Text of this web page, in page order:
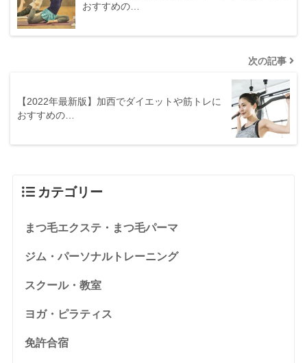
おすすめの…
次の記事
【2022年最新版】加西でダイエットや筋トレに
おすすめの…
カテゴリー
まつ毛エクステ・まつ毛パーマ
ジム・パーソナルトレーニング
スクール・教室
ヨガ・ピラティス
免許合宿